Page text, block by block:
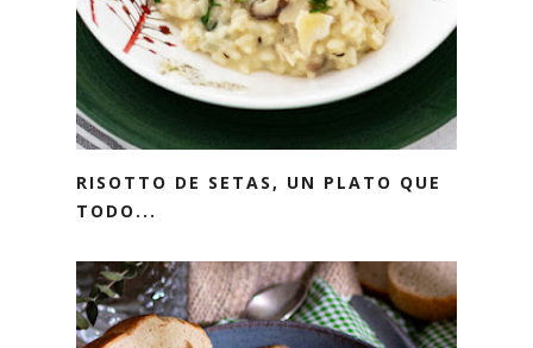
RISOTTO DE SETAS, UN PLATO QUE
TODO...